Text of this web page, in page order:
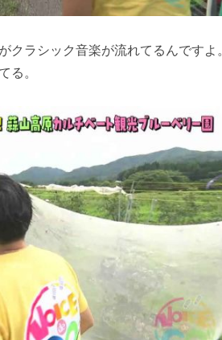
ラシック音楽が流れてるんですよ。
。